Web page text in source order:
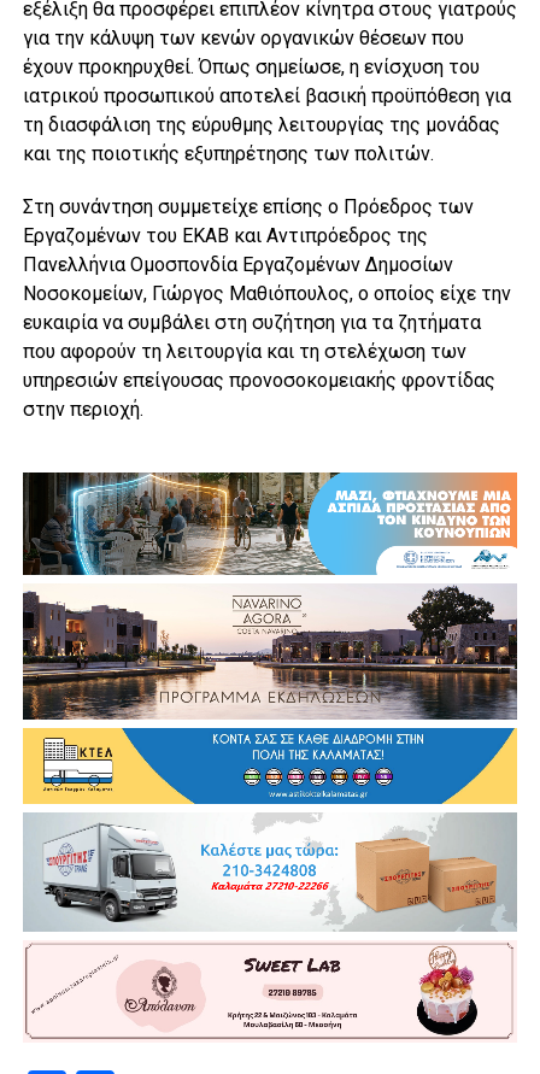
εξέλιξη θα προσφέρει επιπλέον κίνητρα στους γιατρούς
για την κάλυψη των κενών οργανικών θέσεων που
έχουν προκηρυχθεί. Όπως σημείωσε, η ενίσχυση του
ιατρικού προσωπικού αποτελεί βασική προϋπόθεση για
τη διασφάλιση της εύρυθμης λειτουργίας της μονάδας
και της ποιοτικής εξυπηρέτησης των πολιτών.
Στη συνάντηση συμμετείχε επίσης ο Πρόεδρος των
Εργαζομένων του ΕΚΑΒ και Αντιπρόεδρος της
Πανελλήνια Ομοσπονδία Εργαζομένων Δημοσίων
Νοσοκομείων, Γιώργος Μαθιόπουλος, ο οποίος είχε την
ευκαιρία να συμβάλει στη συζήτηση για τα ζητήματα
που αφορούν τη λειτουργία και τη στελέχωση των
υπηρεσιών επείγουσας προνοσοκομειακής φροντίδας
στην περιοχή.